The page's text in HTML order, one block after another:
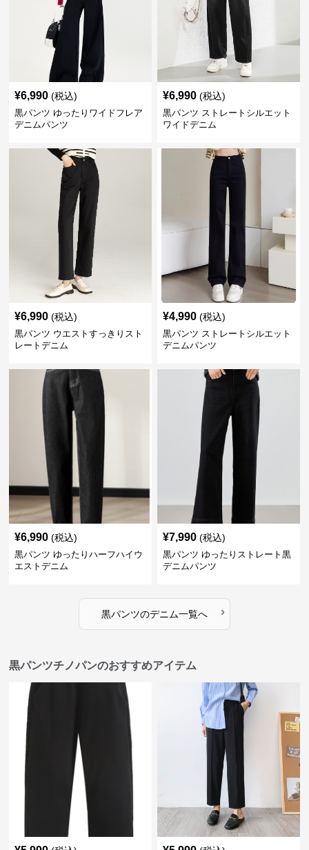
¥6,990 (税込)
黒パンツ ゆったりワイドフレア
デニムパンツ
¥6,990 (税込)
黒パンツ ストレートシルエット
ワイドデニム
¥6,990 (税込)
黒パンツ ウエストすっきりスト
レートデニム
¥4,990 (税込)
黒パンツ ストレートシルエット
デニムパンツ
¥6,990 (税込)
黒パンツ ゆったりハーフハイウ
エストデニム
¥7,990 (税込)
黒パンツ ゆったりストレート黒
デニムパンツ
黒パンツのデニム一覧へ ›
黒パンツチノパンのおすすめアイテム